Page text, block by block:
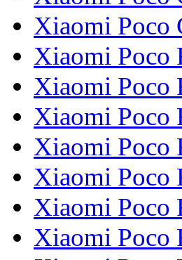
Xiaomi Poco
Xiaomi Poco
Xiaomi Poco
Xiaomi Poco
Xiaomi Poco
Xiaomi Poco
Xiaomi Poco
Xiaomi Poco